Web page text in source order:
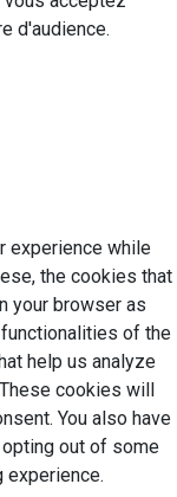
d'audience.
experience while
the cookies that
your browser as
of the
help us analyze
cookies will
You also have
out of some